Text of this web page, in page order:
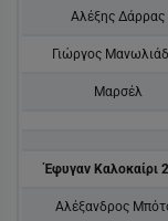
Αλέξης Δάρρας
Γιώργος
Μαρσέλ
Έφυγαν Καλοκαίρι
Αλέξανδρος